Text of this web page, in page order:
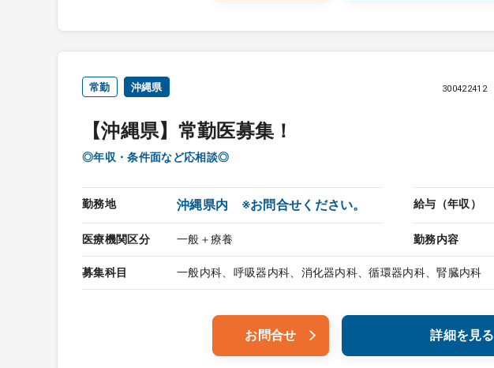
常勤 沖縄県
【沖縄県】常勤医募集！
◎年収・条件面など応相談◎
300422412
勤務地 沖縄県内 ※お問合せください。 給与（年収）
医療機関区分 一般＋療養 勤務内容
募集科目 一般内科、呼吸器内科、消化器内科、循環器内科、腎臓内科
お問合せ 詳細を見る